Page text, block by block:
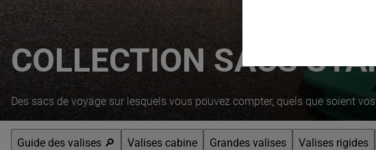
COLLECTION SACS
Des sacs de voyage sur lesquels vous pouvez compter, quels que soient
Guide des valises 🔎︎ Valises cabine Grandes valises Valises rigides